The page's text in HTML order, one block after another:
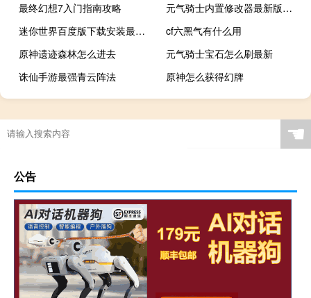
最终幻想7入门指南攻略
元气骑士内置修改器最新版可联机
迷你世界百度版下载安装最新版本
cf六黑气有什么用
原神遗迹森林怎么进去
元气骑士宝石怎么刷最新
诛仙手游最强青云阵法
原神怎么获得幻牌
☚
公告